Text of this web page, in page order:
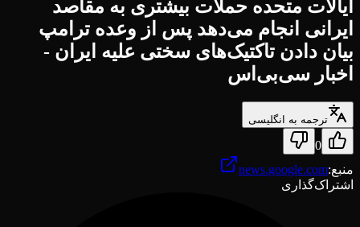
ایالات متحده حملات بیشتری به مقاصد
ایرانی انجام می‌دهد پس از وعده ترامپ
بیان دادن تاکتیک‌های سختی علیه ایران -
اخبار سی‌بی‌اس
ترجمه به انگلیسی
0
منبع:
news.google.com
اشتراک‌گذاری